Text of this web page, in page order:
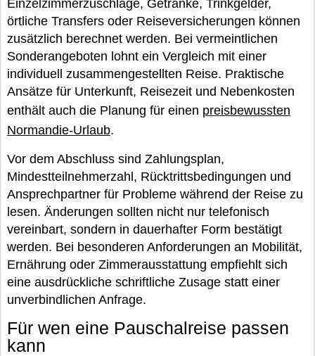
Einzelzimmerzuschläge, Getränke, Trinkgelder,
örtliche Transfers oder Reiseversicherungen können
zusätzlich berechnet werden. Bei vermeintlichen
Sonderangeboten lohnt ein Vergleich mit einer
individuell zusammengestellten Reise. Praktische
Ansätze für Unterkunft, Reisezeit und Nebenkosten
enthält auch die Planung für einen preisbewussten
Normandie-Urlaub.
Vor dem Abschluss sind Zahlungsplan,
Mindestteilnehmerzahl, Rücktrittsbedingungen und
Ansprechpartner für Probleme während der Reise zu
lesen. Änderungen sollten nicht nur telefonisch
vereinbart, sondern in dauerhafter Form bestätigt
werden. Bei besonderen Anforderungen an Mobilität,
Ernährung oder Zimmerausstattung empfiehlt sich
eine ausdrückliche schriftliche Zusage statt einer
unverbindlichen Anfrage.
Für wen eine Pauschalreise passen
kann